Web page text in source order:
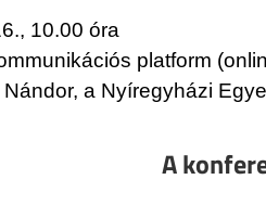
10.00 óra
platform
a Nyíregyházi
A